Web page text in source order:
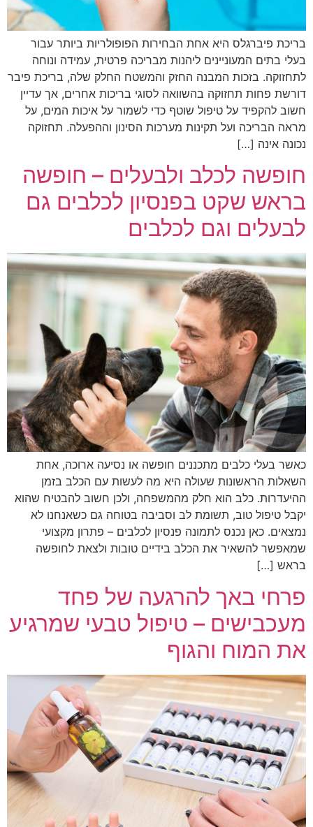
בריכת פיברגלס היא אחת הבחירות הפופולריות ביותר עבור
בעלי בתים המעוניינים ליהנות מבריכה פרטית, עמידה ונוחה
לתחזוקה. בזכות המבנה החזק והמשטח החלק שלה, בריכת פיבר
דורשת פחות תחזוקה בהשוואה לסוגי בריכות אחרים, אך עדיין
חשוב להקפיד על טיפול שוטף כדי לשמור על איכות המים, על
מראה הבריכה ועל תקינות מערכות הסינון וההפעלה. תחזוקה
נכונה אינה […]
חופשה לכלב ולבעלים – חופשה
בראש שקט בפנסיון לכלבים גם
לבעלים וגם לכלבים
כאשר בעלי כלבים מתכננים חופשה או נסיעה ארוכה, אחת
השאלות הראשונות שעולה היא מה לעשות עם הכלב בזמן
ההיעדרות. כלב הוא חלק מהמשפחה, ולכן חשוב להבטיח שהוא
יקבל טיפול טוב, תשומת לב וסביבה בטוחה גם כשאנחנו לא
נמצאים. כאן נכנס לתמונה פנסיון לכלבים – פתרון מקצועי
שמאפשר להשאיר את הכלב בידיים טובות ולצאת לחופשה
בראש […]
פרחי באך להרגעה של פחד
מעכבישים – טיפול טבעי שמרגיע
את המוח והגוף